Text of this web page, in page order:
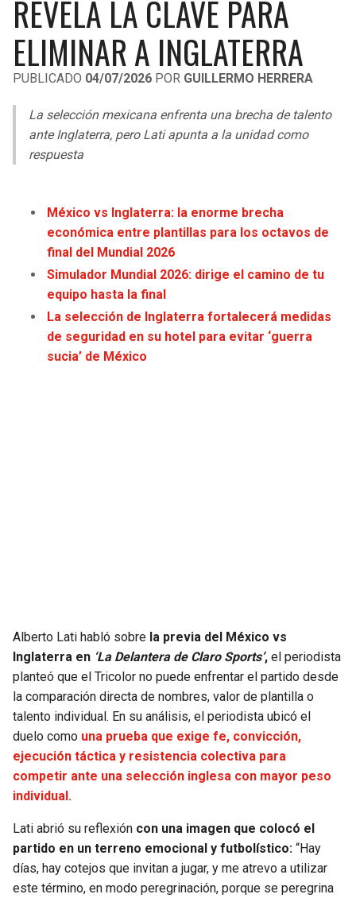
LIGA DE EXPANSIÓN MX
LEAGUES CUP
UEFA EUROPA LEAGUE
UEFA CONFERENCE LEAGUE
MLS
COPA LIBERTADORES
COPA SUDAMERICANA
OTRAS LIGAS
RAIDERS
CHARGERS
RAVENS
BENGALS
STEELERS
TEXANS
RAMS
49ERS
SEAHAWKS
BEARS
LIONS
PACKERS
CAVALIERS
PISTONS
PACERS
BUCKS
HORNETS
ROCKETS
GRIZZLIES
PELICANS
SPURS
NUGGETS
TIMBERWOLVES
REVELA LA CLAVE PARA
ELIMINAR A INGLATERRA
PUBLICADO 04/07/2026 POR GUILLERMO HERRERA
La selección mexicana enfrenta una brecha de talento
ante Inglaterra, pero Lati apunta a la unidad como
respuesta
México vs Inglaterra: la enorme brecha
económica entre plantillas para los octavos de
final del Mundial 2026
Simulador Mundial 2026: dirige el camino de tu
equipo hasta la final
La selección de Inglaterra fortalecerá medidas
de seguridad en su hotel para evitar ‘guerra
sucia’ de México
Alberto Lati habló sobre la previa del México vs
Inglaterra en ‘La Delantera de Claro Sports’, el periodista
planteó que el Tricolor no puede enfrentar el partido desde
la comparación directa de nombres, valor de plantilla o
talento individual. En su análisis, el periodista ubicó el
duelo como una prueba que exige fe, convicción,
ejecución táctica y resistencia colectiva para
competir ante una selección inglesa con mayor peso
individual.
Lati abrió su reflexión con una imagen que colocó el
partido en un terreno emocional y futbolístico: “Hay
días, hay cotejos que invitan a jugar, y me atrevo a utilizar
este término, en modo peregrinación, porque se peregrina